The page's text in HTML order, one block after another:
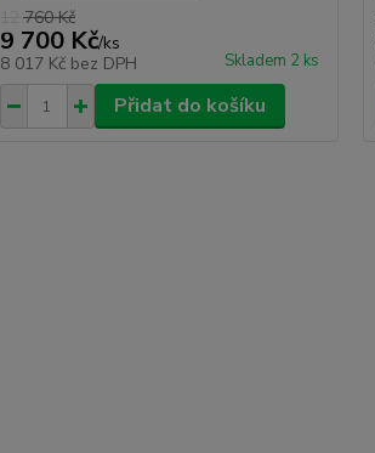
12 760 Kč
9 700 Kč/ks
8 017 Kč bez DPH Skladem 2 ks
Přidat do košíku